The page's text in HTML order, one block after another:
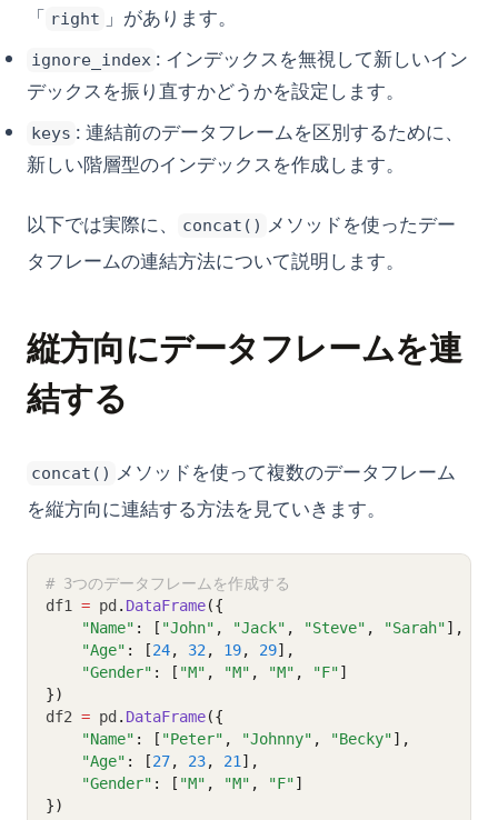
「 right 」があります。
ignore_index : インデックスを無視して新しいイン
デックスを振り直すかどうかを設定します。
keys : 連結前のデータフレームを区別するために、
新しい階層型のインデックスを作成します。
以下では実際に、 concat() メソッドを使ったデー
タフレームの連結方法について説明します。
縦方向にデータフレームを連
結する
concat() メソッドを使って複数のデータフレーム
を縦方向に連結する方法を見ていきます。
# 3つのデータフレームを作成する
df1 = pd . DataFrame({
"Name" : [ "John" , "Jack" , "Steve" , "Sarah"],
"Age" : [24, 32 , 19, 29],
"Gender" : [ "M" , "M" , "M" , "F"]
})
df2 = pd . DataFrame({
"Name" : [ "Peter" , "Johnny" , "Becky"],
"Age" : [27, 23, 21 ],
"Gender" : [ "M" , "M" , "F"]
})